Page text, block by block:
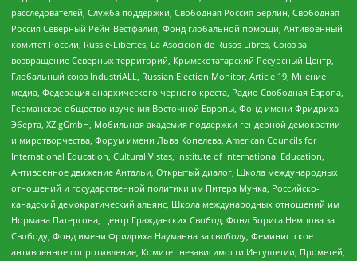
расследователей, Служба поддержки, Свободная Россия Берлин, Свободная
Россия Северный Рейн-Вестфалия, Фонд глобальной помощи, Антивоенный
комитет России, Russie-Libertes, La Asocicion de Rusos Libres, Союз за
возвращение Северных территорий, Крымскотатарский Ресурсный Центр,
Глобальный союз IndustriALL, Russian Election Monitor, Article 19, Мнение
медиа, Федерация анархического черного креста, Радио Свободная Европа,
Германское общество изучения Восточной Европы, Фонд имени Фридриха
Эберта, XZ gGmbH, Мобильная академия поддержки гендерной демократии
и миротворчества, Форум имени Льва Копелева, American Councils for
International Education, Cultural Vistas, Institute of International Education,
Антивоенное движение Антальи, Открытый диалог, Школа международных
отношений и государственной политики им Питера Мунка, Российско-
канадский демократический альянс, Школа международных отношений им
Нормана Патерсона, Центр Гражданских Свобод, Фонд Бориса Немцова за
Свободу, Фонд имени Фридриха Науманна за свободу, Феминистское
антивоенное сопротивление, Комитет независимости Ингушетии, Прометей,